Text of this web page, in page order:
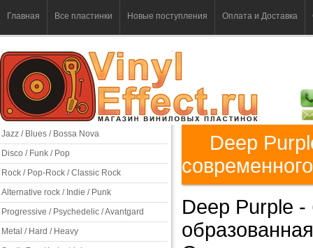
Главная Все пластинки Новые поступления Оплата и Доставка
Jazz / Blues / Bossa Nova
Disco / Funk / Pop
Rock / Pop-Rock / Classic Rock
Alternative rock / Indie / Punk
Progressive / Psychedelic / Avantgard
Metal / Hard / Heavy
Deep
Deep Purple -